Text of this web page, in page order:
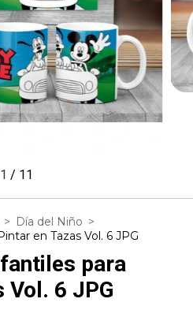
1 / 11
> Día del Niño >
en Tazas Vol. 6 JPG
para
Vol. 6 JPG